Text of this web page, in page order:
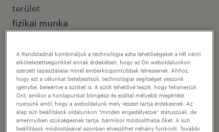
terület
fizikai munka
operátor
kapcsolat
hermann laura
e-mail elérhetőség
A Randstadnál kombináljuk a technológia adta lehetőségeket a HR iránti
elkötelezettségünkkel annak érdekében, hogy az Ön weboldalunkon
szerzett tapasztalatai minél emberközpontúbbak lehessenek. Ahhoz,
hogy ezt a célunkat beteljesítsük, technológiai segítséget veszünk
igénybe, beleértve a sütiket is. A sütik lehetővé teszik, hogy felismerjük
Önt, amikor a honlapunkat böngészi és ezáltal mélyebb megértést
nyerjünk arról, hogy a weboldalunk mely részeit tartja érdekesnek. Az
alap süti beállítások oldalunkon “minden engedélyezve” státuszúak, de
amennyiben szükségesnek tartja, bármikor módosíthatja őket. A süti
beállítások módosításával azonban elveszíthet néhány funkciót. További